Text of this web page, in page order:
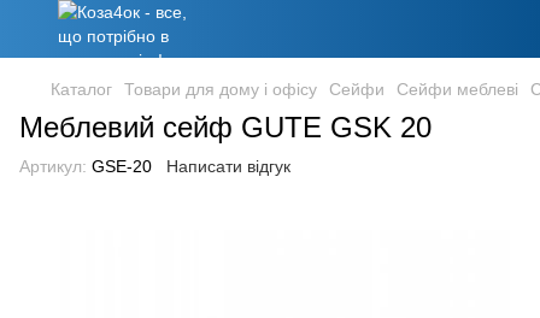
Каталог Товари для дому і офісу Сейфи Сейфи меблеві
Меблевий сейф GUTE GSK 20
Артикул: GSE-20 Написати відгук